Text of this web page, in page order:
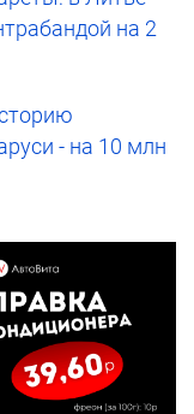
на 2
- на 10 млн